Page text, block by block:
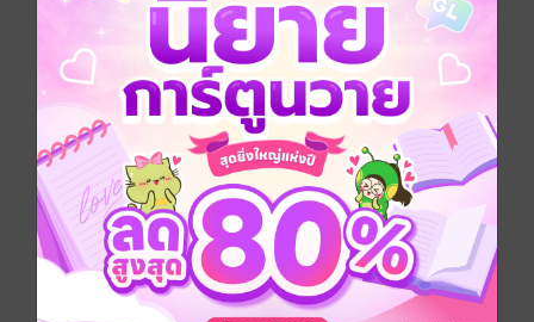
คนเดียวแต่ยิ่งวันเวลาผ่านพ้นไปเกือบสิบปี ศิษย์รักกลับมีใจ
ให้ตั้งแต่เมื่อไหร่ไม่อาจรู้ สิ่งเดียวที่เสี่ยวหยุนรู้ก็คือ เขาอยู่
ไม่ได้หากไม่มีเหลียนเฟินราวกับว่าโหยหาคนคนนี้มานาน
แสนนาน
ทว่า คราวนี้ ความรักของเขาสมหวังดังปรารถนาเพราะ
เหลียนเฟินเองก็รู้สึกได้ว่าตั้งแต่ได้พบเสี่ยวหยุน ความว่าง
เปล่าในใจ ความทรมานในช่วงวันนั้นที่วนเวียนมาได้หาย
ไปอย่างกับปาฏิหาริย์
"เสี่ยวหยุน ข้าไม่มีวันเปลี่ยนใจไปจากเจ้าหรอก ทั้งยังไม่รู้
ว่าต้องทำอย่างไรเจ้าจึงจะเชื่อ แต่ว่าข้าให้เจ้าไปหมดทุก
อย่างแล้ว ทั้งตัวและหัวใจเป็นของเจ้าคนเดียว"